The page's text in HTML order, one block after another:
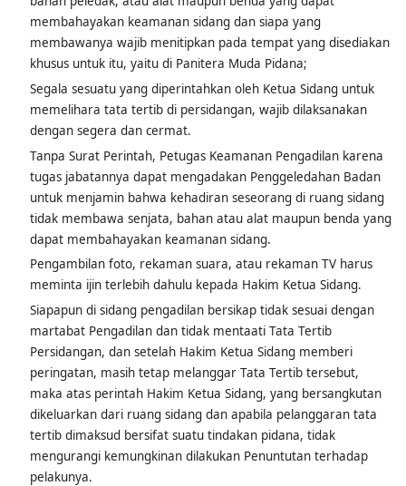
bahan peledak, atau alat maupun benda yang dapat
membahayakan keamanan sidang dan siapa yang
membawanya wajib menitipkan pada tempat yang disediakan
khusus untuk itu, yaitu di Panitera Muda Pidana;
Segala sesuatu yang diperintahkan oleh Ketua Sidang untuk
memelihara tata tertib di persidangan, wajib dilaksanakan
dengan segera dan cermat.
Tanpa Surat Perintah, Petugas Keamanan Pengadilan karena
tugas jabatannya dapat mengadakan Penggeledahan Badan
untuk menjamin bahwa kehadiran seseorang di ruang sidang
tidak membawa senjata, bahan atau alat maupun benda yang
dapat membahayakan keamanan sidang.
Pengambilan foto, rekaman suara, atau rekaman TV harus
meminta ijin terlebih dahulu kepada Hakim Ketua Sidang.
Siapapun di sidang pengadilan bersikap tidak sesuai dengan
martabat Pengadilan dan tidak mentaati Tata Tertib
Persidangan, dan setelah Hakim Ketua Sidang memberi
peringatan, masih tetap melanggar Tata Tertib tersebut,
maka atas perintah Hakim Ketua Sidang, yang bersangkutan
dikeluarkan dari ruang sidang dan apabila pelanggaran tata
tertib dimaksud bersifat suatu tindakan pidana, tidak
mengurangi kemungkinan dilakukan Penuntutan terhadap